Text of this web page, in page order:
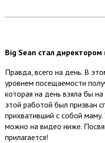
Big Sean стал
Правда, всего на день. В
уровнем посещаемости
которая на день взяла бы
этой работой был призван
прихвативший с собой
можно на видео ниже.
прилагается!